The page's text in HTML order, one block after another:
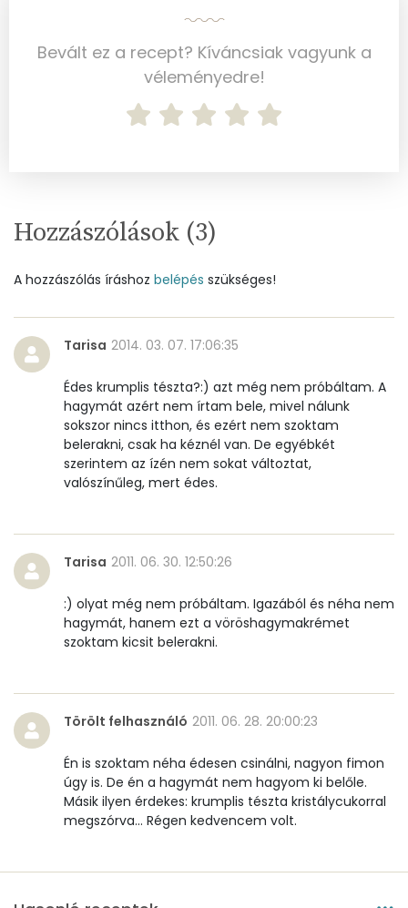
Ásványi anyagok
Összesen
244.2 g
Vas
Nátrium
Réz
0 mg
Mangán
0 mg
Szénhidrát
Összesen
21.8 g
Cukor
Élelmi rost
4 mg
Összesen 284.5 g
Vitaminok
Összesen
0
Bevált ez a recept? Kíváncsiak vagyunk a
véleményedre!
Hozzászólások (3)
A hozzászólás íráshoz belépés szükséges!
Tarisa 2014. 03. 07. 17:06:35
Édes krumplis tészta?:) azt még nem próbáltam. A
hagymát azért nem írtam bele, mivel nálunk
sokszor nincs itthon, és ezért nem szoktam
belerakni, csak ha kéznél van. De egyébkét
szerintem az ízén nem sokat változtat,
valószínűleg, mert édes.
Tarisa 2011. 06. 30. 12:50:26
:) olyat még nem próbáltam. Igazából és néha nem
hagymát, hanem ezt a vöröshagymakrémet
szoktam kicsit belerakni.
Törölt felhasználó 2011. 06. 28. 20:00:23
Én is szoktam néha édesen csinálni, nagyon fimon
úgy is. De én a hagymát nem hagyom ki belőle.
Másik ilyen érdekes: krumplis tészta kristálycukorral
megszórva... Régen kedvencem volt.